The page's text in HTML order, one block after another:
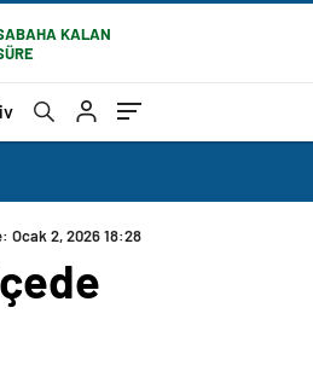
KALAN
Ocak 2, 2026 18:28